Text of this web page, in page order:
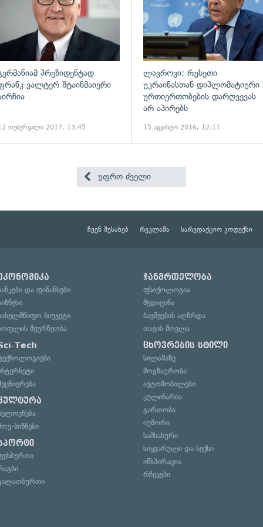
პრეზიდენტად
ვალტერ შტაინმაიერი
თებერვალი 2017, 13:45
ლავროვი: რუსეთი
უკრაინასთან დიპლომატიური
ურთიერთობების დარღვევას
არ აპირებს
15 აგვისტო 2016, 12:11
უფრო ძველი
ჩვენ შესახებ რეკლამა სარედაქციო კოდექსი
და ფინანსები
ბიუჯეტი
მეურნეობა
Tech
ბიზნესი
ჯანმრთელობა
ფსიქოლოგია
მედიცინა
ბავშვების აღზრდა
თავის მოვლა
ცხოვრების სტილი
სილამაზე
მოგზაურობა
ავტომობილები
კულინარია
გართობა
იუმორი
სამსახური
სიყვარული და სექსი
ინსპირაცია
რჩევები